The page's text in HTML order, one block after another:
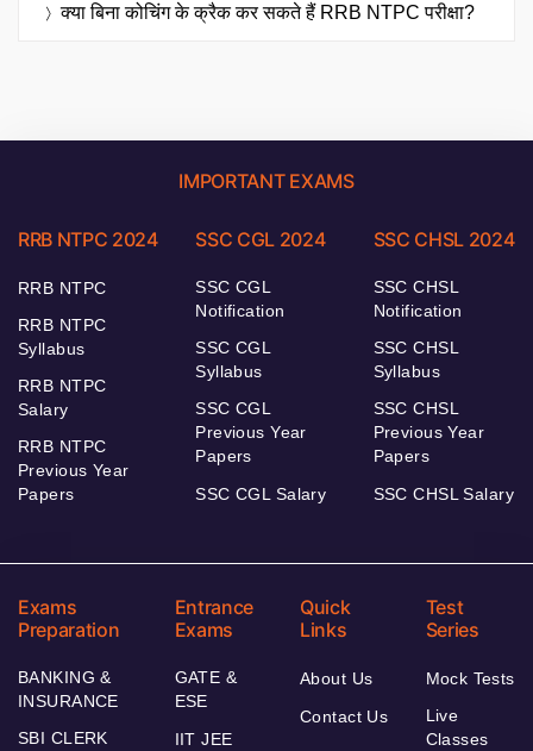
क्या बिना कोचिंग के क्रैक कर सकते हैं RRB NTPC परीक्षा?
IMPORTANT EXAMS
RRB NTPC 2024
RRB NTPC
RRB NTPC
Syllabus
RRB NTPC
Salary
RRB NTPC
Previous Year
Papers
SSC CGL 2024
SSC CGL
Notification
SSC CGL
Syllabus
SSC CGL
Previous Year
Papers
SSC CGL Salary
SSC CHSL 2024
SSC CHSL
Notification
SSC CHSL
Syllabus
SSC CHSL
Previous Year
Papers
SSC CHSL Salary
Exams
Preparation
BANKING &
INSURANCE
SBI CLERK
Entrance
Exams
GATE &
ESE
IIT JEE
Quick
Links
About Us
Contact Us
Test
Series
Mock Tests
Live
Classes